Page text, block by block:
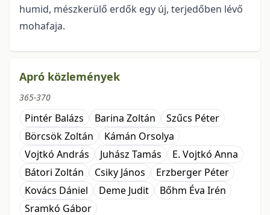
humid, mészkerülő erdők egy új, terjedőben lévő
mohafaja.
Apró közlemények
365-370
Pintér Balázs Barina Zoltán
Szűcs Péter
Börcsök Zoltán
Kámán Orsolya
Vojtkó András
Juhász Tamás
E. Vojtkó Anna
Bátori Zoltán
Csiky János
Erzberger Péter
Kovács Dániel
Deme Judit
Bőhm Éva Irén
Sramkó Gábor